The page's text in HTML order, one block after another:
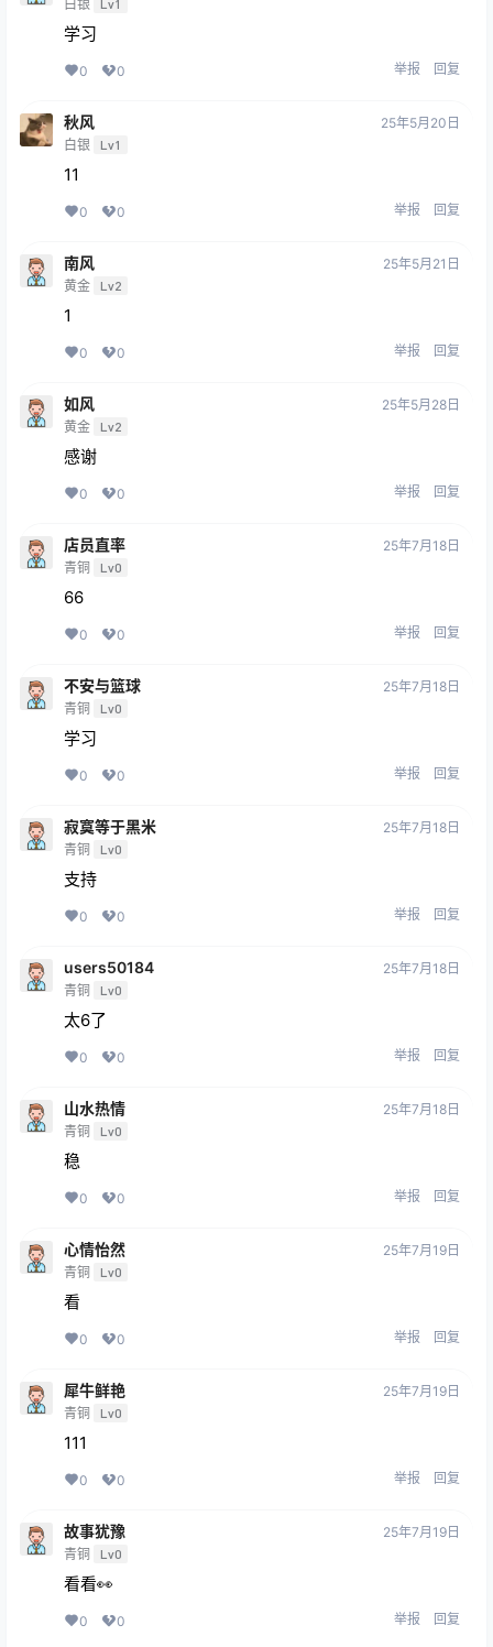
白银 Lv1
学习
0 0 举报 回复
秋风
白银 Lv1
25年5月20日
11
0 0 举报 回复
南风
黄金 Lv2
25年5月21日
1
0 0 举报 回复
如风
黄金 Lv2
25年5月28日
感谢
0 0 举报 回复
店员直率
青铜 Lv0
25年7月18日
66
0 0 举报 回复
不安与篮球
青铜 Lv0
25年7月18日
学习
0 0 举报 回复
寂寞等于黑米
青铜 Lv0
25年7月18日
支持
0 0 举报 回复
users50184
青铜 Lv0
25年7月18日
太6了
0 0 举报 回复
山水热情
青铜 Lv0
25年7月18日
稳
0 0 举报 回复
心情怡然
青铜 Lv0
25年7月19日
看
0 0 举报 回复
犀牛鲜艳
青铜 Lv0
25年7月19日
111
0 0 举报 回复
故事犹豫
青铜 Lv0
25年7月19日
看看👀
0 0 举报 回复